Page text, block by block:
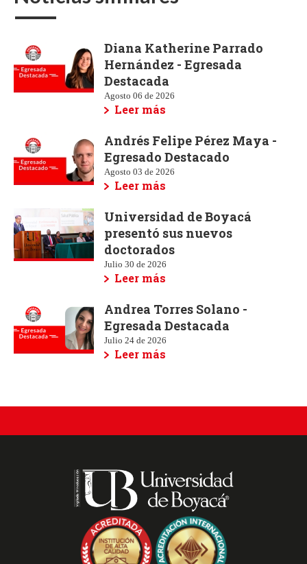
Diana Katherine Parrado
Hernández - Egresada
Destacada
Agosto 06 de 2026
Leer más
Andrés Felipe Pérez Maya -
Egresado Destacado
Agosto 03 de 2026
Leer más
Universidad de Boyacá
presentó sus nuevos
doctorados
Julio 30 de 2026
Leer más
Andrea Torres Solano -
Egresada Destacada
Julio 24 de 2026
Leer más